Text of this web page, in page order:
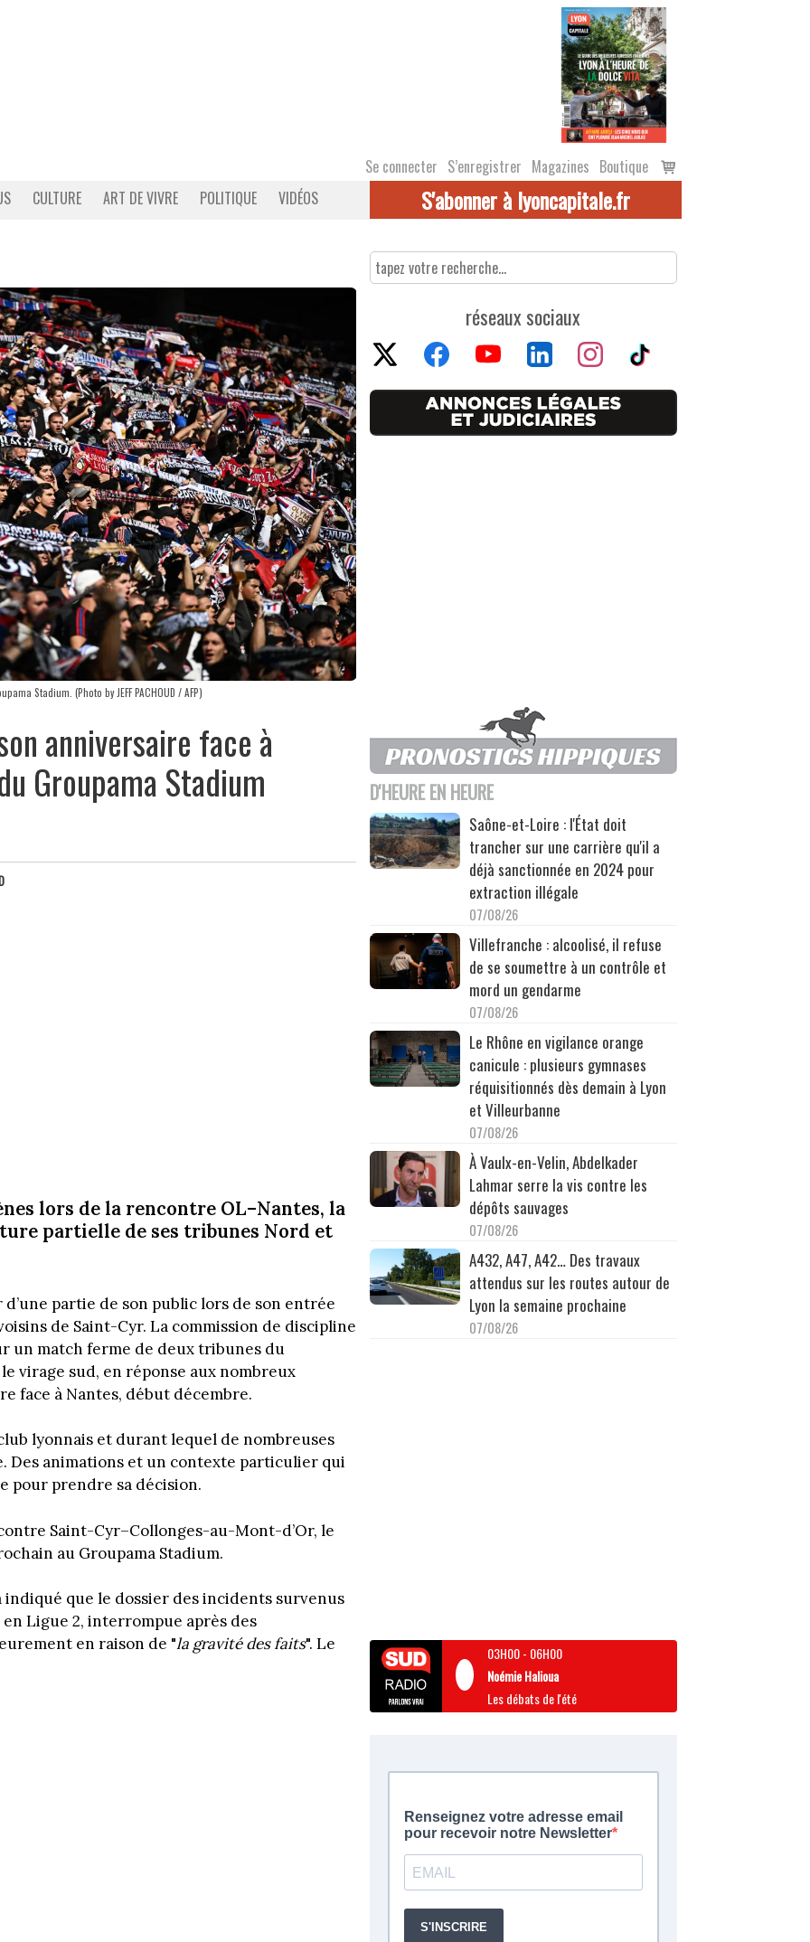
Se connecter S’enregistrer Magazines Boutique
Voir
le
CULTURE ART DE VIVRE POLITIQUE VIDÉOS S'abonner à lyoncapitale.fr
Stadium. (Photo by JEFF PACHOUD / AFP)
anniversaire face à
Groupama Stadium
lors de la rencontre OL–Nantes, la
partielle de ses tribunes Nord et
d’une partie de son public lors de son entrée
de Saint-Cyr. La commission de discipline
un match ferme de deux tribunes du
virage sud, en réponse aux nombreux
face à Nantes, début décembre.
lyonnais et durant lequel de nombreuses
Des animations et un contexte particulier qui
pour prendre sa décision.
Saint-Cyr–Collonges-au-Mont-d’Or, le
au Groupama Stadium.
indiqué que le dossier des incidents survenus
Ligue 2, interrompue après des
en raison de "la gravité des faits". Le
réseaux sociaux
D'HEURE EN HEURE
Saône-et-Loire : l'État doit
trancher sur une carrière qu'il a
déjà sanctionnée en 2024 pour
extraction illégale
07/08/26
Villefranche : alcoolisé, il refuse
de se soumettre à un contrôle et
mord un gendarme
07/08/26
Le Rhône en vigilance orange
canicule : plusieurs gymnases
réquisitionnés dès demain à Lyon
et Villeurbanne
07/08/26
À Vaulx-en-Velin, Abdelkader
Lahmar serre la vis contre les
dépôts sauvages
07/08/26
A432, A47, A42… Des travaux
attendus sur les routes autour de
Lyon la semaine prochaine
07/08/26
03H00- 06H00
Noémie Halioua
Les débats de l'été